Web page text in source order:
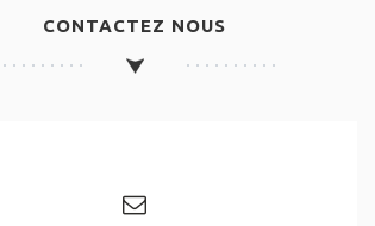
CONTACTEZ NOUS